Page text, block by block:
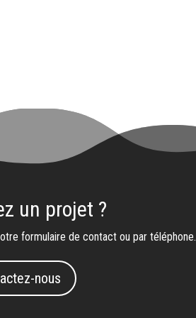
un projet ?
formulaire de contact ou par téléphone.
nous